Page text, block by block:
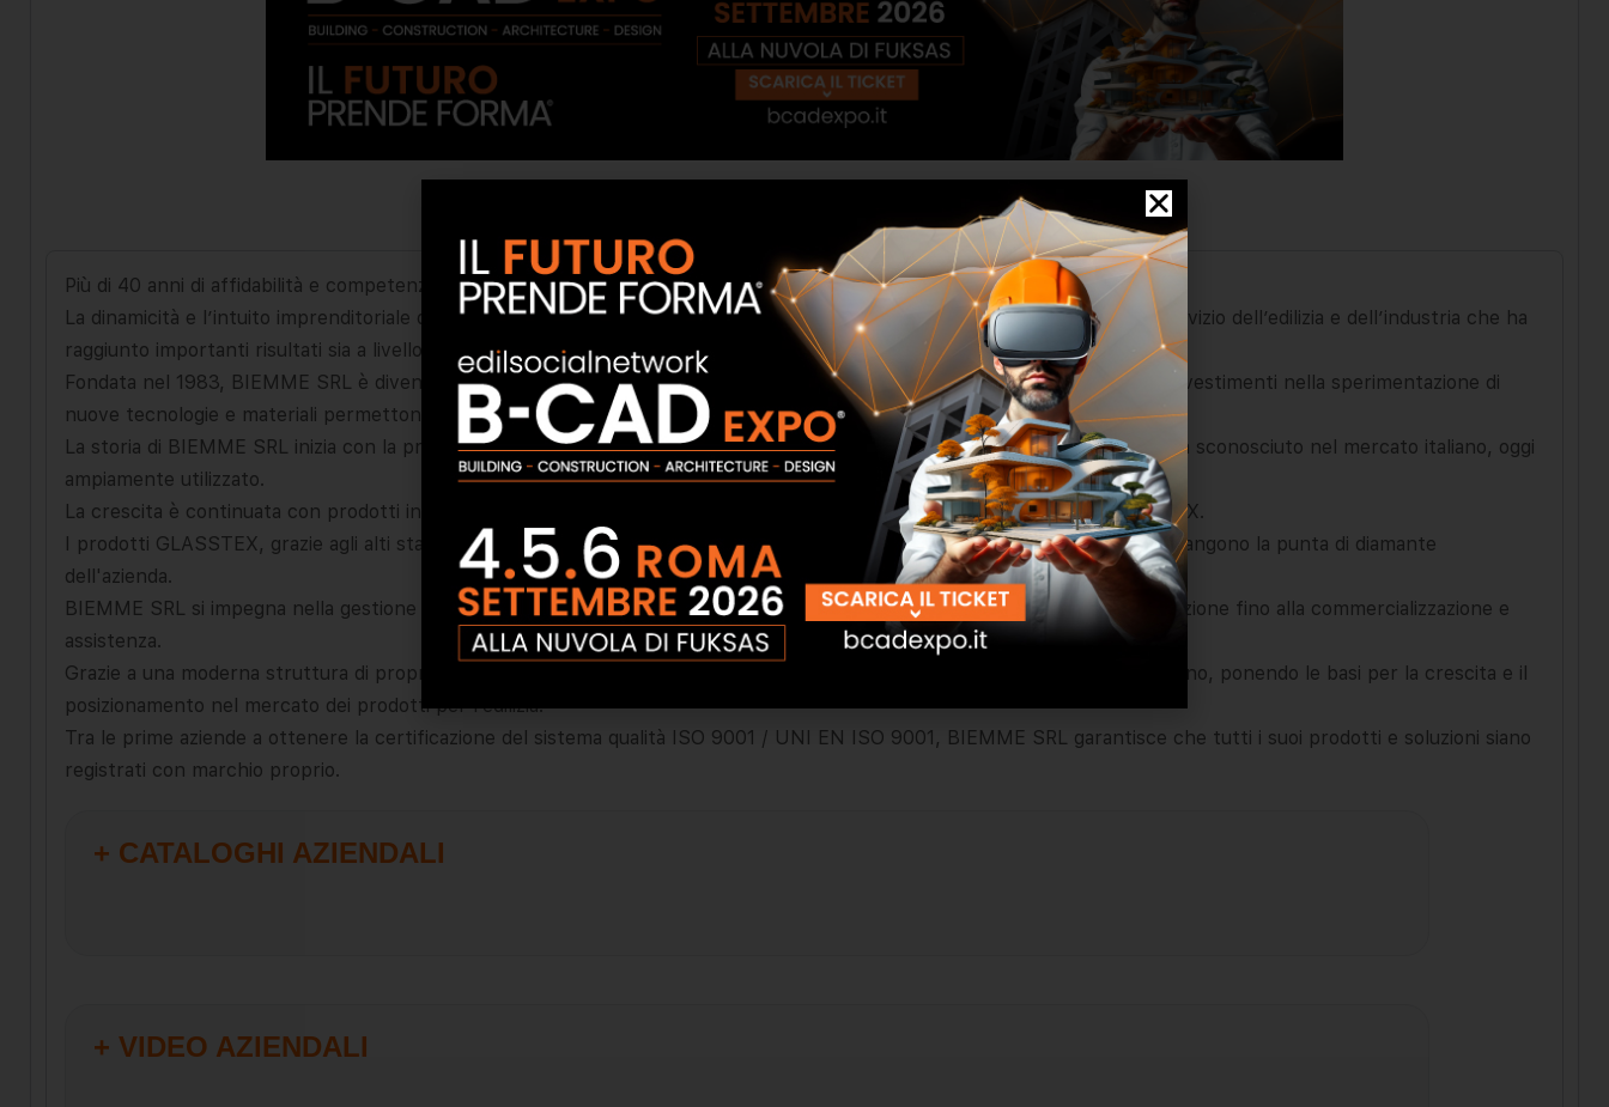
Più di 40 anni di affidabilità e competenza
La dinamicità e l’intuito imprenditoriale di Piergiovanni Biagiotti sono gli ingredienti alla base di BIEMME SRL, un gruppo al servizio dell’edilizia e dell’industria che ha
raggiunto importanti risultati sia a livello nazionale che internazionale.
Fondata nel 1983, BIEMME SRL è diventata una delle prime realtà nazionali nel settore dei prodotti per l’edilizia. I continui investimenti nella sperimentazione di
nuove tecnologie e materiali permettono a BIEMME SRL di offrire prodotti sempre all’avanguardia e di assoluta affidabilità.
La storia di BIEMME SRL inizia con la produzione e la vendita di polietilene espanso a celle chiuse, POLIREX, un articolo allora sconosciuto nel mercato italiano, oggi
ampiamente utilizzato.
La crescita è continuata con prodotti innovativi come il tessuto non tessuto FIOCCOTEX e la rete in fibra di vetro GLASSTEX.
I prodotti GLASSTEX, grazie agli alti standard qualitativi e alle certificazioni di Istituti di Ricerca Nazionali e Internazionali, rimangono la punta di diamante
dell'azienda.
BIEMME SRL si impegna nella gestione e nel controllo interno di tutte le fasi del ciclo di produzione: dalla ricerca e progettazione fino alla commercializzazione e
assistenza.
Grazie a una moderna struttura di proprietà del gruppo, BIEMME SRL riesce a soddisfare le richieste con puntualità e impegno, ponendo le basi per la crescita e il
posizionamento nel mercato dei prodotti per l’edilizia.
Tra le prime aziende a ottenere la certificazione del sistema qualità ISO 9001 / UNI EN ISO 9001, BIEMME SRL garantisce che tutti i suoi prodotti e soluzioni siano
registrati con marchio proprio.
+ CATALOGHI AZIENDALI
+ VIDEO AZIENDALI